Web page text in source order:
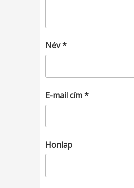
Név*
E-mail cím*
Honlap